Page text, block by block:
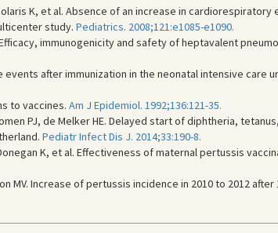
K, et al. Absence of an increase in
study. Pediatrics. 2008;121:e1085-e1090.
Efficacy, immunogenicity and safety of heptavalent
after immunization in the neonatal intensive care
to vaccines. Am J Epidemiol. 1992;136:121-35.
PJ, de Melker HE. Delayed start of diphtheria,
Pediatr Infect Dis J. 2014;33:190-8.
K, et al. Effectiveness of maternal pertussis
MV. Increase of pertussis incidence in 2010 to 2012